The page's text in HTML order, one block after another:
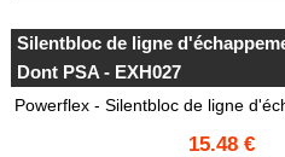
Silentbloc de ligne
Dont PSA - EXH027
Powerflex - Silentbloc de ligne
15.48 €